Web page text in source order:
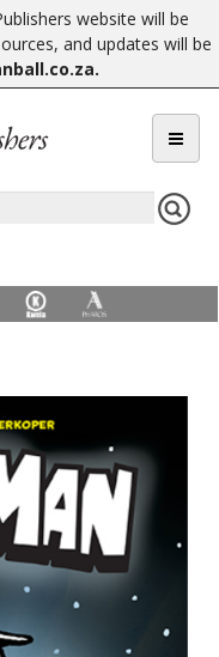
website will be
and updates will be
.